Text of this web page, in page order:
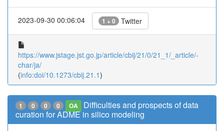
2023-09-30 00:06:04 1 + 0 Twitter
https://www.jstage.jst.go.jp/article/cbij/21/0/21_1/_article/-
char/ja/
(info:doi/10.1273/cbij.21.1)
1 0 0 0 OA
Difficulties and prospects of data
curation for ADME in silico modeling